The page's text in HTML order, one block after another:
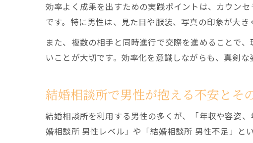
結婚
結
男
効
相談所
結
効率よく成果を出すための実践ポイントは、カウン
です。特に男性は、見た目や服装、写真の印象が大
また、複数の相手と同時進行で交際を進めることで
いことが大切です。効率化を意識しながらも、真剣
結婚相談所で男性が抱える不安とそ
結婚相談所を利用する男性の多くが、「年収や容姿
婚相談所 男性レベル」や「結婚相談所 男性不足」と